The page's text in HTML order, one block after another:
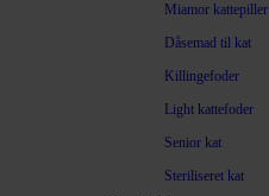
Miamor kattepiller
Dåsemad til kat
Killingefoder
Light kattefoder
Senior kat
Steriliseret kat